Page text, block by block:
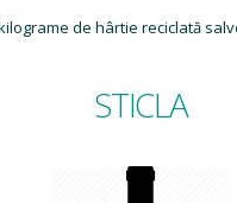
de hârtie reciclată
STICLA